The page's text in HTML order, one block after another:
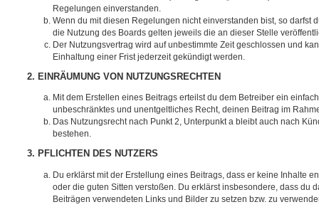
Regelungen einverstanden.
Wenn du mit diesen Regelungen nicht einverstanden bist, so darfst
die Nutzung des Boards gelten jeweils die an dieser Stelle
Der Nutzungsvertrag wird auf unbestimmte Zeit geschlossen und
Einhaltung einer Frist jederzeit gekündigt werden.
2. EINRÄUMUNG VON NUTZUNGSRECHTEN
Mit dem Erstellen eines Beitrags erteilst du dem Betreiber ein
unbeschränktes und unentgeltliches Recht, deinen Beitrag im
Das Nutzungsrecht nach Punkt 2, Unterpunkt a bleibt auch nach
bestehen.
3. PFLICHTEN DES NUTZERS
Du erklärst mit der Erstellung eines Beitrags, dass er keine Inhalte
oder die guten Sitten verstoßen. Du erklärst insbesondere, dass du
Beiträgen verwendeten Links und Bilder zu setzen bzw. zu